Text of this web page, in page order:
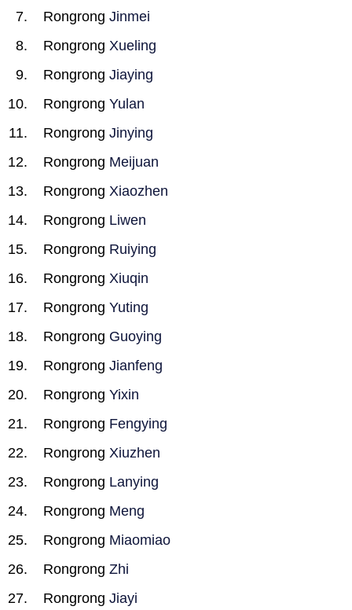
Rongrong Jinmei
Rongrong Xueling
Rongrong Jiaying
Rongrong Yulan
Rongrong Jinying
Rongrong Meijuan
Rongrong Xiaozhen
Rongrong Liwen
Rongrong Ruiying
Rongrong Xiuqin
Rongrong Yuting
Rongrong Guoying
Rongrong Jianfeng
Rongrong Yixin
Rongrong Fengying
Rongrong Xiuzhen
Rongrong Lanying
Rongrong Meng
Rongrong Miaomiao
Rongrong Zhi
Rongrong Jiayi